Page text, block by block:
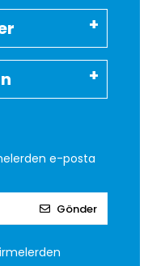
e-posta
Gönder